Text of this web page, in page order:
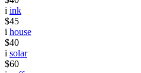
i ink
$45
i house
$40
i solar
$60